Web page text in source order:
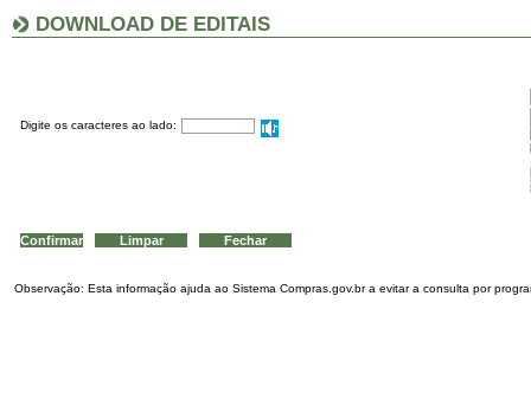
DOWNLOAD DE EDITAIS
Digite os caracteres ao lado:
Observação: Esta informação ajuda ao Sistema Compras.gov.br a evitar a consulta por